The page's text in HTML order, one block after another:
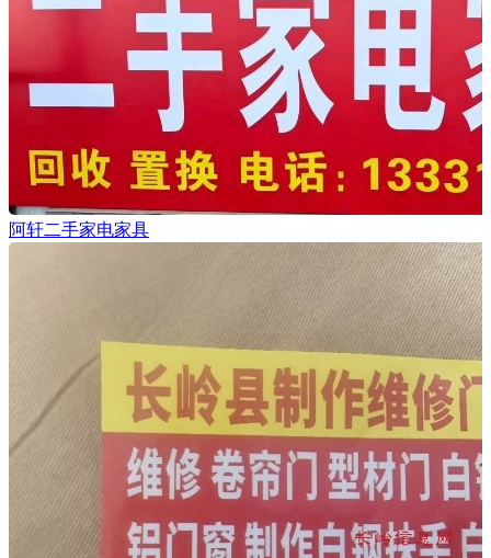
阿轩二手家电家具